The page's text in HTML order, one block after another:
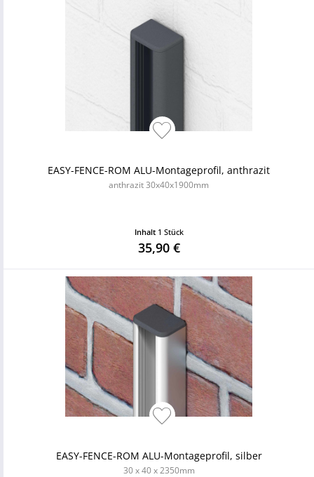
EASY-FENCE-ROM ALU-Montageprofil, anthrazit
anthrazit 30x40x1900mm
Inhalt 1 Stück
35,90 €
EASY-FENCE-ROM ALU-Montageprofil, silber
30 x 40 x 2350mm